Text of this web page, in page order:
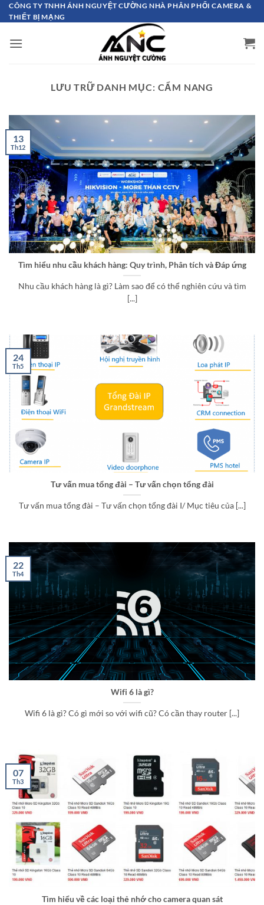
Bỏ
qua
dung
CÔNG TY TNHH ÁNH NGUYỆT CƯỜNG NHÀ PHÂN PHỐI CAMERA &
THIẾT BỊ MẠNG
LƯU TRỮ DANH MỤC: CẨM NANG
Tìm hiểu nhu cầu khách hàng: Quy trình, Phân tích và Đáp ứng
Nhu cầu khách hàng là gì? Làm sao để có thể nghiên cứu và tìm
[...]
13
Th12
Tư vấn mua tổng đài – Tư vấn chọn tổng đài
Tư vấn mua tổng đài – Tư vấn chọn tổng đài I/ Mục tiêu của [...]
24
Th5
Wifi 6 là gì?
Wifi 6 là gì? Có gì mới so với wifi cũ? Có cần thay router [...]
22
Th4
Tìm hiểu về các loại thẻ nhớ cho camera quan sát
07
Th3